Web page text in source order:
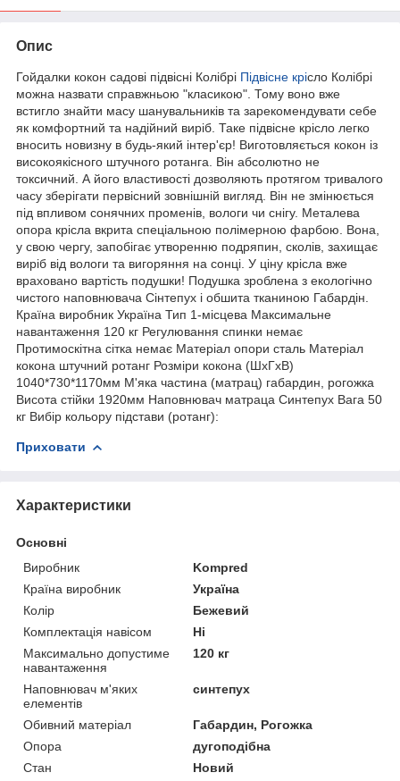
Опис
Гойдалки кокон садові підвісні Колібрі Підвісне крісло Колібрі
можна назвати справжньою "класикою". Тому воно вже
встигло знайти масу шанувальників та зарекомендувати себе
як комфортний та надійний виріб. Таке підвісне крісло легко
вносить новизну в будь-який інтер'єр! Виготовляється кокон із
високоякісного штучного ротанга. Він абсолютно не
токсичний. А його властивості дозволяють протягом тривалого
часу зберігати первісний зовнішній вигляд. Він не змінюється
під впливом сонячних променів, вологи чи снігу. Металева
опора крісла вкрита спеціальною полімерною фарбою. Вона,
у свою чергу, запобігає утворенню подряпин, сколів, захищає
виріб від вологи та вигоряння на сонці. У ціну крісла вже
враховано вартість подушки! Подушка зроблена з екологічно
чистого наповнювача Сінтепух і обшита тканиною Габардін.
Країна виробник Україна Тип 1-місцева Максимальне
навантаження 120 кг Регулювання спинки немає
Протимоскітна сітка немає Матеріал опори сталь Матеріал
кокона штучний ротанг Розміри кокона (ШхГхВ)
1040*730*1170мм М'яка частина (матрац) габардин, рогожка
Висота стійки 1920мм Наповнювач матраца Синтепух Вага 50
кг Вибір кольору підстави (ротанг):
Приховати
Характеристики
Основні
Виробник
Kompred
Країна виробник
Україна
Колір
Бежевий
Комплектація навісом
Ні
Максимально допустиме
навантаження
120 кг
Наповнювач м'яких
елементів
синтепух
Обивний матеріал
Габардин, Рогожка
Опора
дугоподібна
Стан
Новий